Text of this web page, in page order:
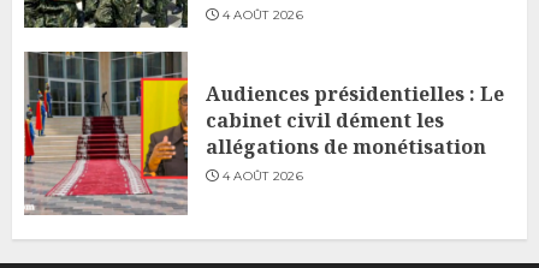
4 AOÛT 2026
Audiences présidentielles : Le
cabinet civil dément les
allégations de monétisation
4 AOÛT 2026